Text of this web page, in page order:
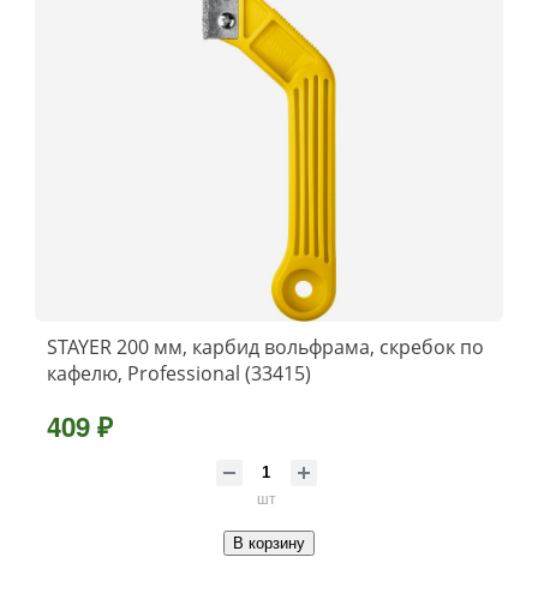
STAYER 200 мм, карбид вольфрама, скребок по
кафелю, Professional (33415)
409 ₽
шт
В корзину